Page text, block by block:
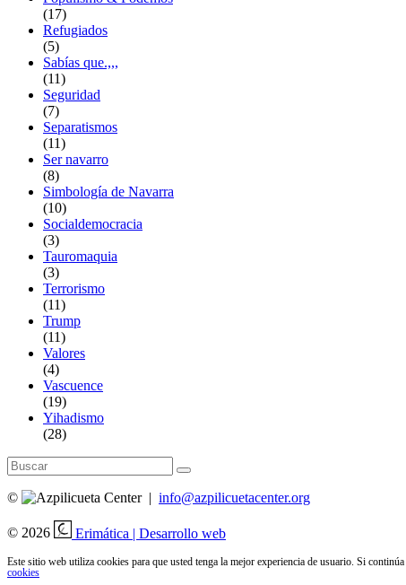
(17)
Refugiados
(5)
Sabías que.,,,
(11)
Seguridad
(7)
Separatismos
(11)
Ser navarro
(8)
Simbología de Navarra
(10)
Socialdemocracia
(3)
Tauromaquia
(3)
Terrorismo
(11)
Trump
(11)
Valores
(4)
Vascuence
(19)
Yihadismo
(28)
Search
for:
©
| info@azpilicuetacenter.org
© 2026 Erimática | Desarrollo web
Este sitio web utiliza cookies para que usted tenga la mejor experiencia de usuario. Si
cookies